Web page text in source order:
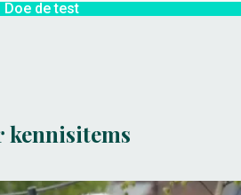
Doe de test
kennisitems